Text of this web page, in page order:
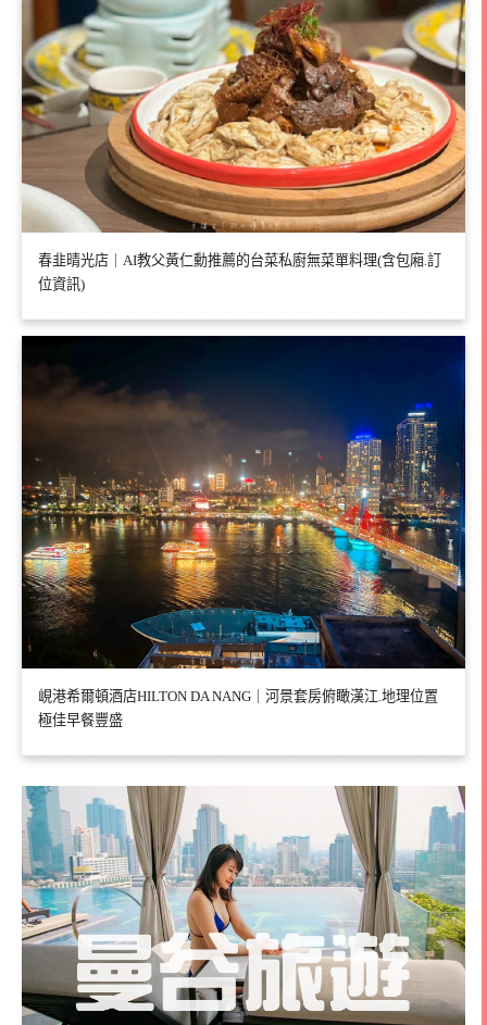
春韭晴光店｜AI教父黃仁勳推薦的台菜私廚無菜單料理(含包廂.訂
位資訊)
峴港希爾頓酒店HILTON DA NANG｜河景套房俯瞰漢江.地理位置
極佳早餐豐盛